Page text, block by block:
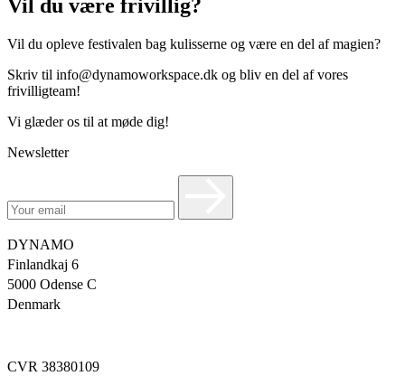
Vil du være frivillig?
Vil du opleve festivalen bag kulisserne og være en del af magien?
Skriv til info@dynamoworkspace.dk og bliv en del af vores
frivilligteam!
Vi glæder os til at møde dig!
Newsletter
DYNAMO
Finlandkaj 6
5000 Odense C
Denmark
CVR 38380109